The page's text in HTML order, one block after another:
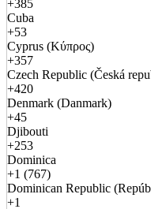
+385
Cuba
+53
Cyprus (Κύπρος)
+357
Czech Republic (Česká
+420
Denmark (Danmark)
+45
Djibouti
+253
Dominica
+1 (767)
Dominican Republic
+1